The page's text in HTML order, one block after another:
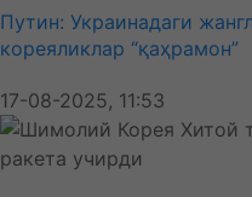
Путин: Украинадаги
кореяликлар “қаҳрамон”
17-08-2025, 11:53